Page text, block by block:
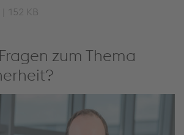
| 152 KB
zum Thema